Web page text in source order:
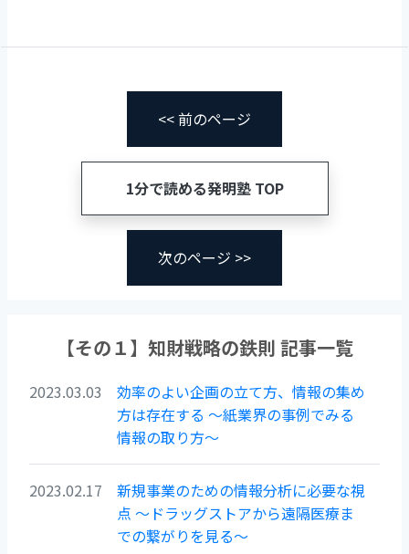
eer
<< 前のページ
1分で読める発明塾 TOP
次のページ >>
【その１】知財戦略の鉄則 記事一覧
2023.03.03
効率のよい企画の立て方、情報の集め
方は存在する ～紙業界の事例でみる
情報の取り方～
2023.02.17
新規事業のための情報分析に必要な視
点 〜ドラッグストアから遠隔医療ま
での繋がりを見る～